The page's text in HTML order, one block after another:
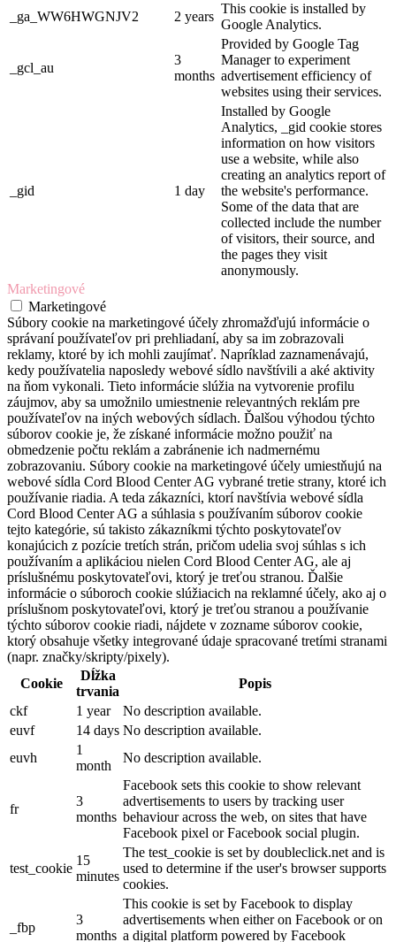
_ga_WW6HWGNJV2
2 years
This cookie is installed by
Google Analytics.
_gcl_au
3
months
Provided by Google Tag
Manager to experiment
advertisement efficiency of
websites using their services.
_gid 1 day
Installed by Google
Analytics, _gid cookie stores
information on how visitors
use a website, while also
creating an analytics report of
the website's performance.
Some of the data that are
collected include the number
of visitors, their source, and
the pages they visit
anonymously.
Marketingové
Marketingové
Súbory cookie na marketingové účely zhromažďujú informácie o
správaní používateľov pri prehliadaní, aby sa im zobrazovali
reklamy, ktoré by ich mohli zaujímať. Napríklad zaznamenávajú,
kedy používatelia naposledy webové sídlo navštívili a aké aktivity
na ňom vykonali. Tieto informácie slúžia na vytvorenie profilu
záujmov, aby sa umožnilo umiestnenie relevantných reklám pre
používateľov na iných webových sídlach. Ďalšou výhodou týchto
súborov cookie je, že získané informácie možno použiť na
obmedzenie počtu reklám a zabránenie ich nadmernému
zobrazovaniu. Súbory cookie na marketingové účely umiestňujú na
webové sídla Cord Blood Center AG vybrané tretie strany, ktoré ich
používanie riadia. A teda zákazníci, ktorí navštívia webové sídla
Cord Blood Center AG a súhlasia s používaním súborov cookie
tejto kategórie, sú takisto zákazníkmi týchto poskytovateľov
konajúcich z pozície tretích strán, pričom udelia svoj súhlas s ich
používaním a aplikáciou nielen Cord Blood Center AG, ale aj
príslušnému poskytovateľovi, ktorý je treťou stranou. Ďalšie
informácie o súboroch cookie slúžiacich na reklamné účely, ako aj o
príslušnom poskytovateľovi, ktorý je treťou stranou a používanie
týchto súborov cookie riadi, nájdete v zozname súborov cookie,
ktorý obsahuje všetky integrované údaje spracované tretími stranami
(napr. značky/skripty/pixely).
Cookie
Dĺžka
trvania
Popis
ckf
1 year
No description available.
euvf
14 days No description available.
euvh
1
month
No description available.
fr
3
months
Facebook sets this cookie to show relevant
advertisements to users by tracking user
behaviour across the web, on sites that have
Facebook pixel or Facebook social plugin.
test_cookie
15
minutes
The test_cookie is set by doubleclick.net and is
used to determine if the user's browser supports
cookies.
_fbp
3
months
This cookie is set by Facebook to display
advertisements when either on Facebook or on
a digital platform powered by Facebook